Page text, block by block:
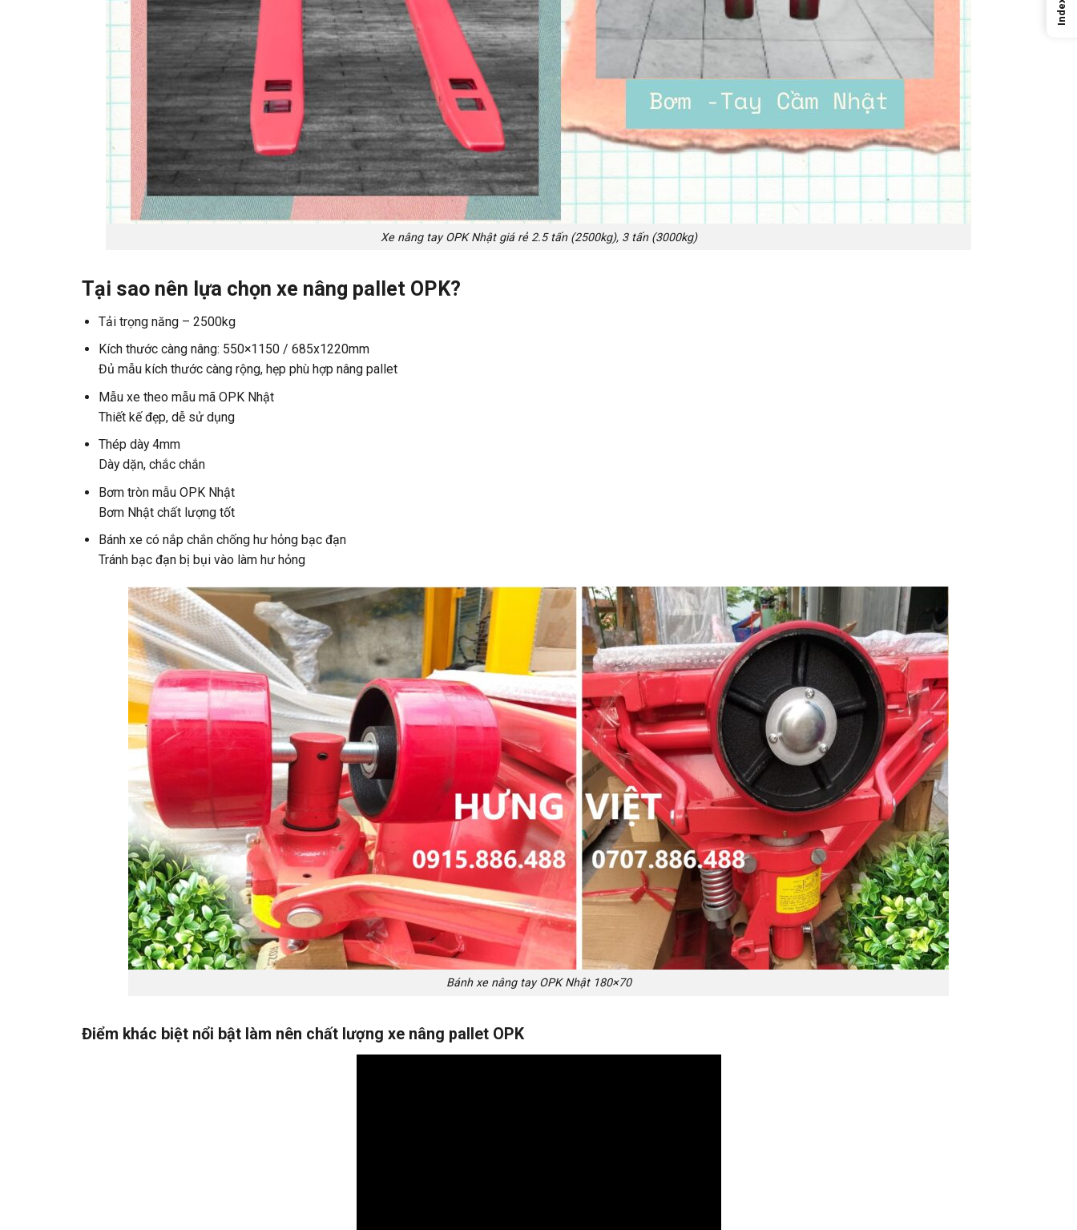
Xe nâng tay OPK Nhật giá rẻ 2.5 tấn (2500kg), 3 tấn (3000kg)
Tại sao nên lựa chọn xe nâng pallet OPK?
Tải trọng năng – 2500kg
Kích thước càng nâng: 550×1150 / 685x1220mm
Đủ mẫu kích thước càng rộng, hẹp phù hợp nâng pallet
Mẫu xe theo mẫu mã OPK Nhật
Thiết kế đẹp, dễ sử dụng
Thép dày 4mm
Dày dặn, chắc chắn
Bơm tròn mẫu OPK Nhật
Bơm Nhật chất lượng tốt
Bánh xe có nắp chắn chống hư hỏng bạc đạn
Tránh bạc đạn bị bụi vào làm hư hỏng
Bánh xe nâng tay OPK Nhật 180×70
Điểm khác biệt nổi bật làm nên chất lượng xe nâng pallet OPK
Index